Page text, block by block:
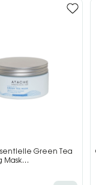
Green Tea
Mask